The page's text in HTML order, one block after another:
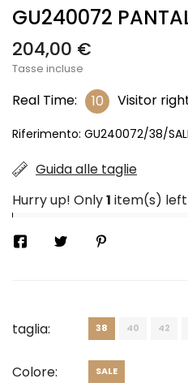
GU240072
204,00 €
Tasse incluse
Real Time: 10 Visitor
Riferimento: GU240072/38/
Guida alle taglie
Hurry up! Only1 item(s) left
taglia: 38 40 42
Colore: SALE